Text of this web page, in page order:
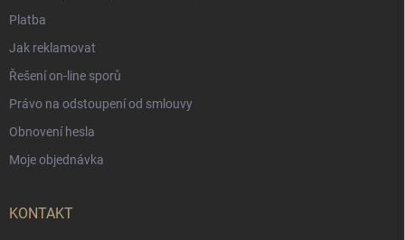
Platba
Jak reklamovat
Řešení on-line sporů
Právo na odstoupení od smlouvy
Obnovení hesla
Moje objednávka
KONTAKT